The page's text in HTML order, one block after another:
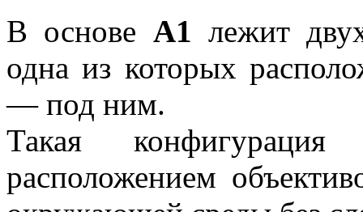
В основе A1 лежит
одна из которых
— под ним.
Такая
расположением